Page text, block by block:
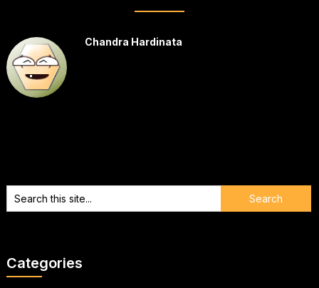
Chandra Hardinata
Categories